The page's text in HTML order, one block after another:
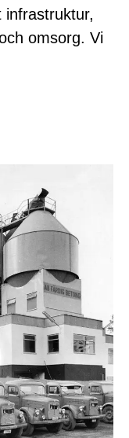
infrastruktur,
omsorg. Vi